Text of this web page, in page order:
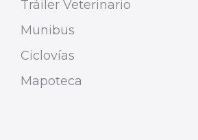
Tráiler Veterinario
Munibus
Ciclovías
Mapoteca